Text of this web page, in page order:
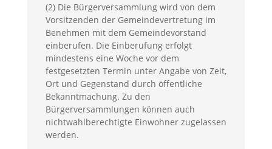
(2) Die Bürgerversammlungwird von dem
Vorsitzenden der Gemeindevertretung im
Benehmen mit dem Gemeindevorstand
einberufen. Die Einberufung erfolgt
mindestens eine Woche vor dem
festgesetzten Termin unter Angabe von Zeit,
Ort und Gegenstand durch öffentliche
Bekanntmachung. Zu den
Bürgerversammlungen können auch
nichtwahlberechtigte Einwohner zugelassen
werden.